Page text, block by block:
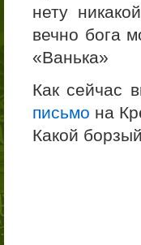
нету
вечно бога
«Ванька»
Как сейчас
письмо на
Какой